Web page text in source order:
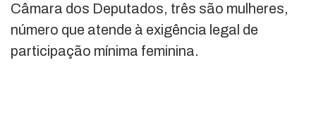
Câmara dos Deputados, três são mulheres,
número que atende à exigência legal de
participação mínima feminina.